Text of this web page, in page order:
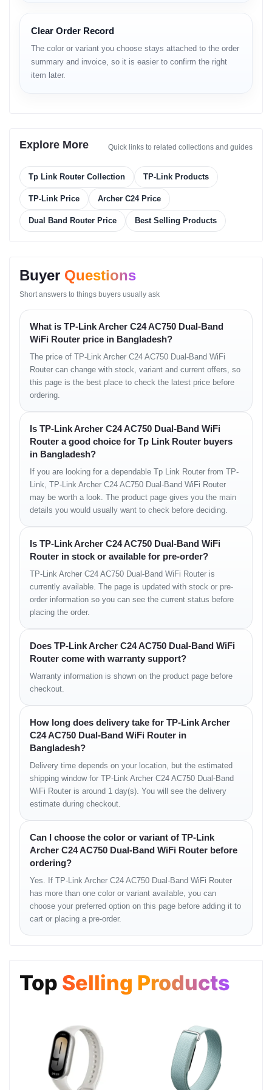
wireless performance পাওয়া যায়।
Usage Scenario
একাধিক smartphone, laptop এবং smart device একসাথে ব্যবহার করার ক্ষেত্রে
Connectivity
LAN and WAN Ports
একটি WAN port এবং একাধিক LAN port দেওয়া আছে।
Wired Devices
Network Stability
wired এবং wireless দুই ধরনের ব্যবহারে network স্থিতিশীল থাকে।
Performance in Real-
World Use
Daily Internet Use
social media, YouTube, online class এবং HD streaming সাধারণভাবে
smooth চলে।
Device Handling
একাধিক ডিভাইস সংযুক্ত থাকলেও basic home usage ঠিকভাবে পরিচালনা করা যায়।
Signal Coverage
ছোট ও মাঝারি আকারের ঘরের ভেতরে wireless signal সাধারণভাবে বজায় থাকে।
Security and Network
Control
Wireless Security
modern wireless encryption সাপোর্ট করে, যা network নিরাপদ রাখতে সাহায্য
করে।
Parental Control
basic parental control অপশন ব্যবহার করে নির্দিষ্ট device বা access সীমাবদ্ধ
করা যায়।
Network Management
web-based management interface দিয়ে router সেটিং পরিবর্তন করা যায়।
Setup and Management
Experience
Initial Setup
web browser ব্যবহার করে সহজভাবে router setup করা যায়।
Configuration Options
WiFi নাম, password এবং basic network setting পরিবর্তন করা যায়।
User Friendly
technical অভিজ্ঞতা কম থাকলেও সাধারণভাবে ব্যবহার করা সম্ভব।
General Information
Model: Archer C24
Product Type: Dual-band wireless router
Usage Type: Home and small office
Wireless
Clear Order Record
The color or variant you choose stays attached to the order
summary and invoice, so it is easier to confirm the right
item later.
Explore More Quick links to related collections and guides
Tp Link Router Collection TP-Link Products
TP-Link Price Archer C24 Price
Dual Band Router Price Best Selling Products
Buyer Questions
Short answers to things buyers usually ask
What is TP-Link Archer C24 AC750 Dual-Band
WiFi Router price in Bangladesh?
The price of TP-Link Archer C24 AC750 Dual-Band WiFi
Router can change with stock, variant and current offers, so
this page is the best place to check the latest price before
ordering.
Is TP-Link Archer C24 AC750 Dual-Band WiFi
Router a good choice for Tp Link Router buyers
in Bangladesh?
If you are looking for a dependable Tp Link Router from TP-
Link, TP-Link Archer C24 AC750 Dual-Band WiFi Router
may be worth a look. The product page gives you the main
details you would usually want to check before deciding.
Is TP-Link Archer C24 AC750 Dual-Band WiFi
Router in stock or available for pre-order?
TP-Link Archer C24 AC750 Dual-Band WiFi Router is
currently available. The page is updated with stock or pre-
order information so you can see the current status before
placing the order.
Does TP-Link Archer C24 AC750 Dual-Band WiFi
Router come with warranty support?
Warranty information is shown on the product page before
checkout.
How long does delivery take for TP-Link Archer
C24 AC750 Dual-Band WiFi Router in
Bangladesh?
Delivery time depends on your location, but the estimated
shipping window for TP-Link Archer C24 AC750 Dual-Band
WiFi Router is around 1 day(s). You will see the delivery
estimate during checkout.
Can I choose the color or variant of TP-Link
Archer C24 AC750 Dual-Band WiFi Router before
ordering?
Yes. If TP-Link Archer C24 AC750 Dual-Band WiFi Router
has more than one color or variant available, you can
choose your preferred option on this page before adding it to
cart or placing a pre-order.
Top Selling Products